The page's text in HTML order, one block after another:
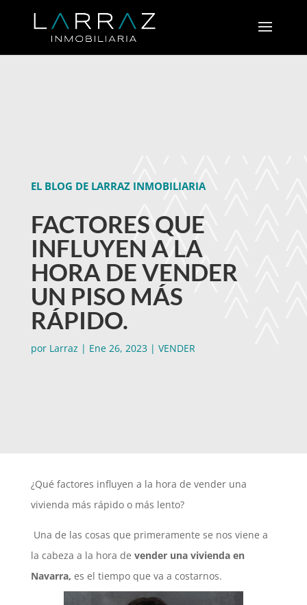
EL BLOG DE LARRAZ INMOBILIARIA
FACTORES QUE
INFLUYEN A LA
HORA DE VENDER
UN PISO MÁS
RÁPIDO.
por Larraz | Ene 26, 2023| VENDER
¿Qué factores influyen a la hora de vender una
vivienda más rápido o más lento?
Una de las cosas que primeramente se nos viene a
la cabeza a la hora de vender una vivienda en
Navarra, es el tiempo que va a costarnos.